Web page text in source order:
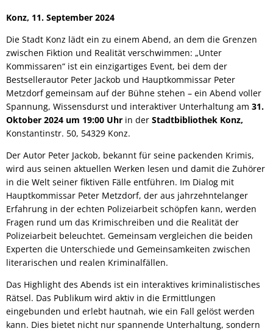
Konz, 11. September 2024
Die Stadt Konz lädt ein zu einem Abend, an dem die Grenzen
zwischen Fiktion und Realität verschwimmen: „Unter
Kommissaren“ ist ein einzigartiges Event, bei dem der
Bestsellerautor Peter Jackob und Hauptkommissar Peter
Metzdorf gemeinsam auf der Bühne stehen – ein Abend voller
Spannung, Wissensdurst und interaktiver Unterhaltung am 31.
Oktober 2024 um 19:00 Uhr in der Stadtbibliothek Konz,
Konstantinstr. 50, 54329 Konz.
Der Autor Peter Jackob, bekannt für seine packenden Krimis,
wird aus seinen aktuellen Werken lesen und damit die Zuhörer
in die Welt seiner fiktiven Fälle entführen. Im Dialog mit
Hauptkommissar Peter Metzdorf, der aus jahrzehntelanger
Erfahrung in der echten Polizeiarbeit schöpfen kann, werden
Fragen rund um das Krimischreiben und die Realität der
Polizeiarbeit beleuchtet. Gemeinsam vergleichen die beiden
Experten die Unterschiede und Gemeinsamkeiten zwischen
literarischen und realen Kriminalfällen.
Das Highlight des Abends ist ein interaktives kriminalistisches
Rätsel. Das Publikum wird aktiv in die Ermittlungen
eingebunden und erlebt hautnah, wie ein Fall gelöst werden
kann. Dies bietet nicht nur spannende Unterhaltung, sondern